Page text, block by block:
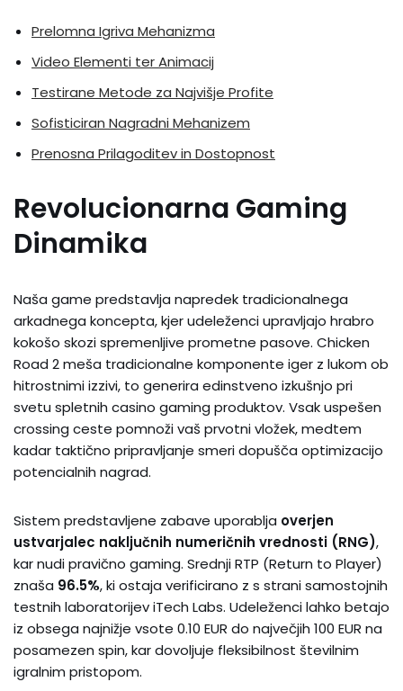
Prelomna Igriva Mehanizma
Video Elementi ter Animacij
Testirane Metode za Najvišje Profite
Sofisticiran Nagradni Mehanizem
Prenosna Prilagoditev in Dostopnost
Revolucionarna Gaming
Dinamika
Naša game predstavlja napredek tradicionalnega
arkadnega koncepta, kjer udeleženci upravljajo hrabro
kokošo skozi spremenljive prometne pasove. Chicken
Road 2 meša tradicionalne komponente iger z lukom ob
hitrostnimi izzivi, to generira edinstveno izkušnjo pri
svetu spletnih casino gaming produktov. Vsak uspešen
crossing ceste pomnoži vaš prvotni vložek, medtem
kadar taktično pripravljanje smeri dopušča optimizacijo
potencialnih nagrad.
Sistem predstavljene zabave uporablja overjen
ustvarjalec naključnih numeričnih vrednosti (RNG),
kar nudi pravično gaming. Srednji RTP (Return to Player)
znaša 96.5%, ki ostaja verificirano z s strani samostojnih
testnih laboratorijev iTech Labs. Udeleženci lahko betajo
iz obsega najnižje vsote 0.10 EUR do največjih 100 EUR na
posamezen spin, kar dovoljuje fleksibilnost številnim
igralnim pristopom.